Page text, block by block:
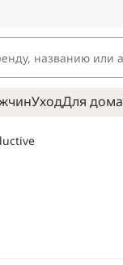
УходДля дома